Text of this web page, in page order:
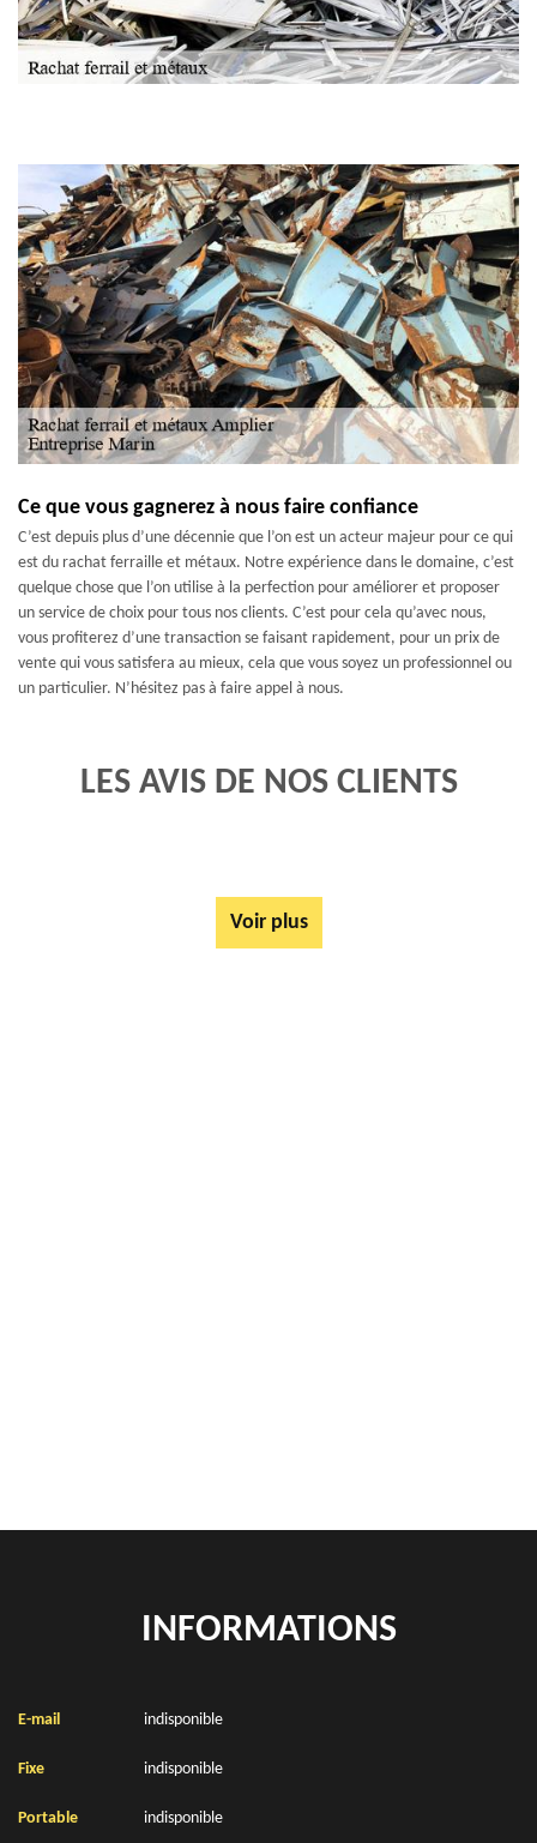
Ce que vous gagnerez à nous faire confiance
C’est depuis plus d’une décennie que l’on est un acteur majeur pour ce qui
est du rachat ferraille et métaux. Notre expérience dans le domaine, c’est
quelque chose que l’on utilise à la perfection pour améliorer et proposer
un service de choix pour tous nos clients. C’est pour cela qu’avec nous,
vous profiterez d’une transaction se faisant rapidement, pour un prix de
vente qui vous satisfera au mieux, cela que vous soyez un professionnel ou
un particulier. N’hésitez pas à faire appel à nous.
LES AVIS DE NOS CLIENTS
Voir plus
INFORMATIONS
E-mail indisponible
Fixe indisponible
Portable indisponible